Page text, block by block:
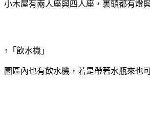
小木屋有兩人座與四人座，裏頭都有燈
↑「飲水機」
園區內也有飲水機，若是帶著水瓶來也